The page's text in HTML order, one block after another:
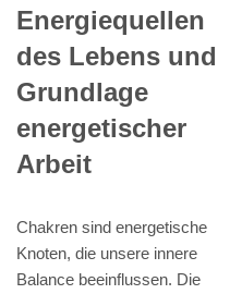
Energiequellen
des Lebens und
Grundlage
energetischer
Arbeit
Chakren sind energetische
Knoten, die unsere innere
Balance beeinflussen. Die